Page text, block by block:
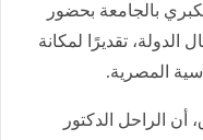
بالجامعة بحضور
تقديرًا لمكانة
المصرية.
الراحل الدكتور